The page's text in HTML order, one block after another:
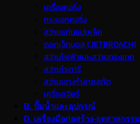
เครื่องคอริ่ง
กระบอกคอริ่ง
สว่านแท่นแม่เหล็ก
ดอกเจ็ทบอส (JETBROACH)
สว่านไฟฟ้าและสว่านกระแทก
สว่านโรตารี
สว่านเจาะทำลายสกัด
เครื่องเจียร์
B. ปั๊มน้ำและอุปกรณ์
D. เครื่องมือก่อสร้าง-อุตสาหกรรม